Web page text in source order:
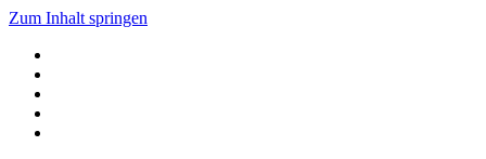
Zum Inhalt springen